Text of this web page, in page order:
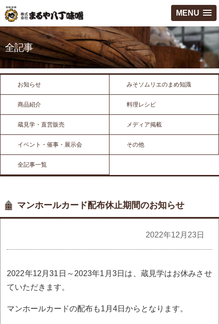
MENU
全記事
お知らせ みそソムリエのまめ知識
商品紹介 料理レシピ
蔵見学・直営販売 メディア掲載
イベント・催事・展示会 その他
全記事一覧
マンホールカード配布休止期間のお知らせ
2022年12月23日
2022年12月31日～2023年1月3日は、蔵見学はお休みさせ
ていただきます。
マンホールカードの配布も1月4日からとなります。